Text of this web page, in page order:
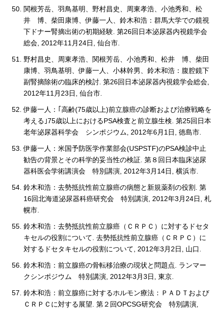
関根芳岳、羽鳥基明、野村昌史、周東孝浩、小池秀和、松
井 博、柴田康博、伊藤一人、鈴木和浩：群馬大学での鏡視
下ドナー腎摘出術の初期経験. 第26回日本泌尿器内視鏡学会
総会, 2012年11月24日, 仙台市.
野村昌史、周東孝浩、関根芳岳、小池秀和、松井 博、柴田
康博、羽鳥基明、伊藤一人、小林幹男、鈴木和浩：腹腔鏡下
副腎摘除術の臨床的検討. 第26回日本泌尿器内視鏡学会総会,
2012年11月23日, 仙台市.
伊藤一人：｢高齢(75歳以上)前立腺癌の診断および治療戦略を
考える｣75歳以上におけるPSA検査と前立腺生検. 第25回日本
老年泌尿器科学会 シンポジウム, 2012年6月1日, 徳島市.
伊藤一人：米国予防医学作業部会(USPSTF)のPSA検診中止
勧告の背景とその科学的妥当性の検証. 第８回日本臨床泌尿
器科医会学術講演会 特別講演, 2012年3月14日, 横浜市.
鈴木和浩：去勢抵抗性前立腺癌の病態と新規薬剤の役割. 第
16回北海道泌尿器科癌研究会 特別講演, 2012年3月24日, 札
幌市.
鈴木和浩：去勢抵抗性前立腺癌（ＣＲＰＣ）に対するドセタ
キセルの役割について. 去勢抵抗性前立腺癌（ＣＲＰＣ）に
対するドセタキセルの役割について, 2012年3月2日, 山口.
鈴木和浩：前立腺癌の骨転移治療の現状と問題点. ランマー
クシンポジウム 特別講演, 2012年3月3日, 東京.
鈴木和浩：前立腺癌に対するホルモン療法：ＰＡＤＴおよび
ＣＲＰＣに対する展望. 第２回OPCSG研究会 特別講演,